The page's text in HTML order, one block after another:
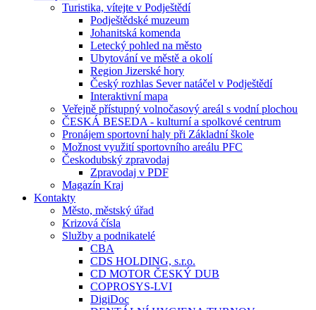
Turistika, vítejte v Podještědí
Podještědské muzeum
Johanitská komenda
Letecký pohled na město
Ubytování ve městě a okolí
Region Jizerské hory
Český rozhlas Sever natáčel v Podještědí
Interaktivní mapa
Veřejně přístupný volnočasový areál s vodní plochou
ČESKÁ BESEDA - kulturní a spolkové centrum
Pronájem sportovní haly při Základní škole
Možnost využití sportovního areálu PFC
Českodubský zpravodaj
Zpravodaj v PDF
Magazín Kraj
Kontakty
Město, městský úřad
Krizová čísla
Služby a podnikatelé
CBA
CDS HOLDING, s.r.o.
CD MOTOR ČESKÝ DUB
COPROSYS-LVI
DigiDoc